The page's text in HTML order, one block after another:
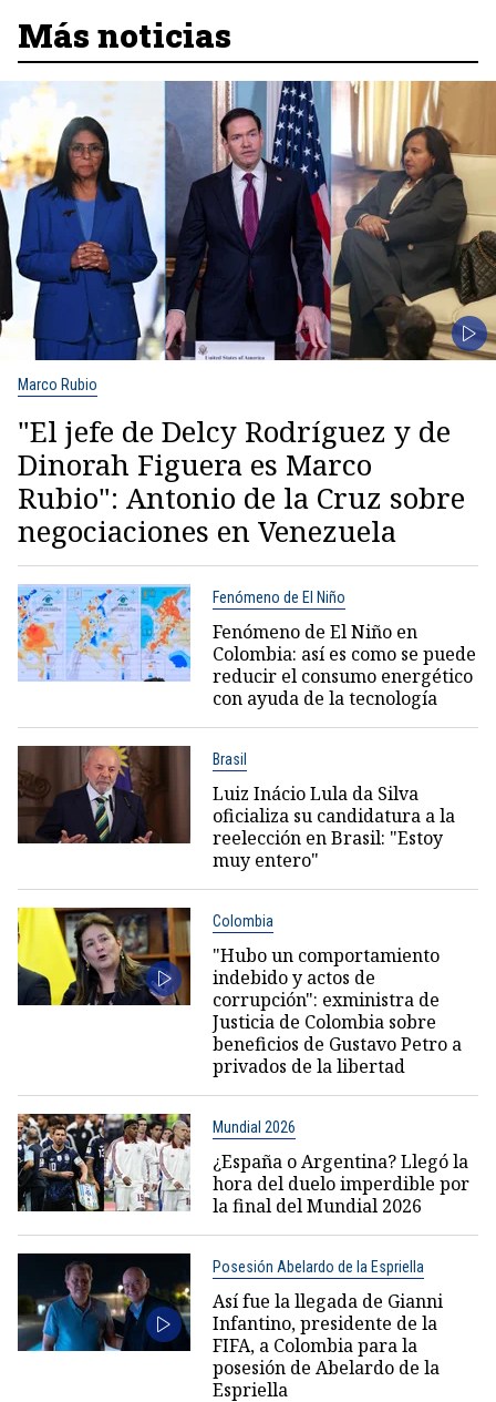
Más noticias
Marco Rubio
"El jefe de Delcy Rodríguez y de
Dinorah Figuera es Marco
Rubio": Antonio de la Cruz sobre
negociaciones en Venezuela
Fenómeno de El Niño
Fenómeno de El Niño en
Colombia: así es como se puede
reducir el consumo energético
con ayuda de la tecnología
Brasil
Luiz Inácio Lula da Silva
oficializa su candidatura a la
reelección en Brasil: "Estoy
muy entero"
Colombia
"Hubo un comportamiento
indebido y actos de
corrupción": exministra de
Justicia de Colombia sobre
beneficios de Gustavo Petro a
privados de la libertad
Mundial 2026
¿España o Argentina? Llegó la
hora del duelo imperdible por
la final del Mundial 2026
Posesión Abelardo de la Espriella
Así fue la llegada de Gianni
Infantino, presidente de la
FIFA, a Colombia para la
posesión de Abelardo de la
Espriella